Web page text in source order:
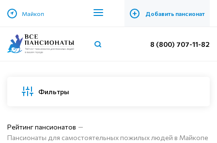
Майкоп + Добавить пансионат
8 (800) 707-11-82
Фильтры
Рейтинг пансионатов
Пансионаты для самостоятельных пожилых людей в Майкопе